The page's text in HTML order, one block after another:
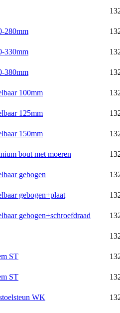
280mm
330mm
380mm
100mm
125mm
150mm
bout met moeren
gebogen
gebogen+plaat
gebogen+schroefdraad
ST
ST
WK